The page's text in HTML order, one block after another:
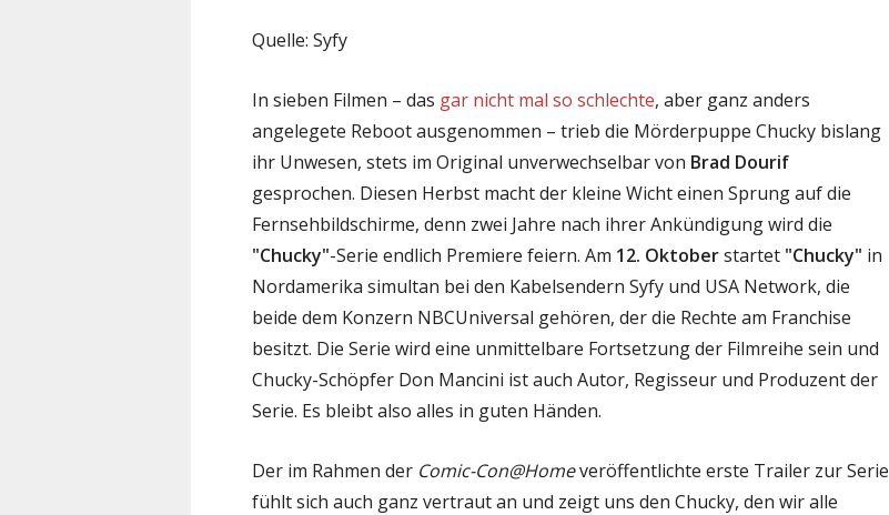
Quelle: Syfy
In sieben Filmen – das gar nicht mal so schlechte, aber ganz anders
angelegete Reboot ausgenommen – trieb die Mörderpuppe Chucky bislang
ihr Unwesen, stets im Original unverwechselbar von Brad Dourif
gesprochen. Diesen Herbst macht der kleine Wicht einen Sprung auf die
Fernsehbildschirme, denn zwei Jahre nach ihrer Ankündigung wird die
"Chucky"-Serie endlich Premiere feiern. Am 12. Oktoberstartet "Chucky" in
Nordamerika simultan bei den Kabelsendern Syfy und USA Network, die
beide dem Konzern NBCUniversal gehören, der die Rechte am Franchise
besitzt. Die Serie wird eine unmittelbare Fortsetzung der Filmreihe sein und
Chucky-Schöpfer Don Mancini ist auch Autor, Regisseur und Produzent der
Serie. Es bleibt also alles in guten Händen.
Der im Rahmen der Comic-Con@Homeveröffentlichte erste Trailer zur Serie
fühlt sich auch ganz vertraut an und zeigt uns den Chucky, den wir alle